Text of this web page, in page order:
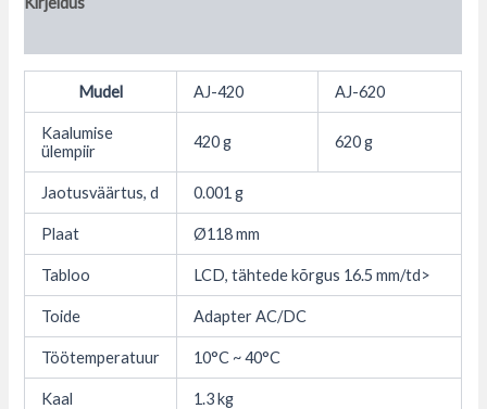
Mudel AJ-420 AJ-620
Kaalumise
ülempiir
420 g 620 g
Jaotusväärtus, d 0.001 g
Plaat Ø118 mm
Tabloo LCD, tähtede kõrgus 16.5 mm/td>
Toide Adapter AC/DC
Töötemperatuur 10°C ~ 40°C
Kaal 1.3 kg